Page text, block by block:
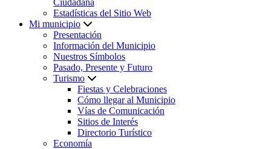
Ciudadana
Estadísticas del Sitio Web
Mi municipio
Presentación
Información del Municipio
Nuestros Símbolos
Pasado, Presente y Futuro
Turismo
Fiestas y Celebraciones
Cómo llegar al Municipio
Vías de Comunicación
Sitios de Interés
Directorio Turístico
Economía